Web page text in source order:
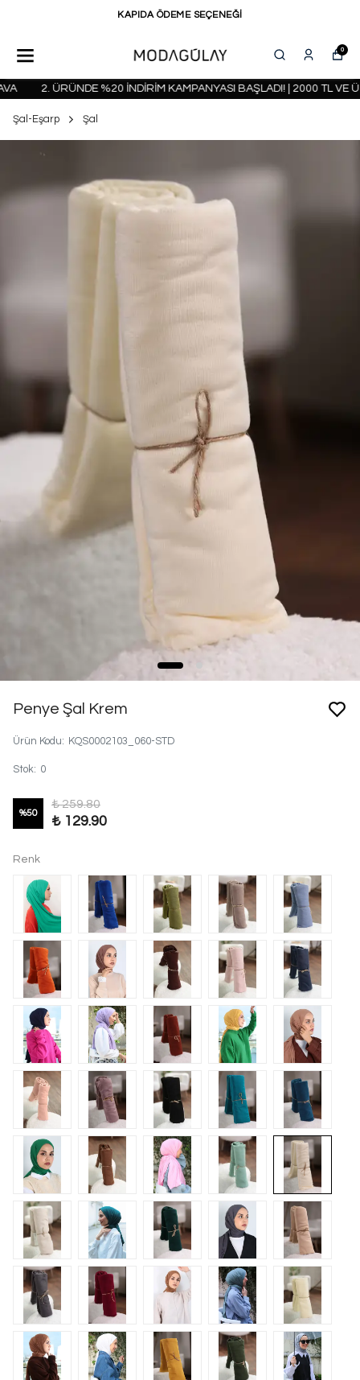
KAPIDA ÖDEME SEÇENEĞİ
0
2. ÜRÜNDE %20 İNDİRİM KAMPANYASI BAŞLADI! | 2000 TL VE
Şal-Eşarp Şal
Penye Şal Krem
Ürün Kodu: KQS0002103_060-STD
Stok: 0
%50
₺ 259.80
₺ 129.90
Renk